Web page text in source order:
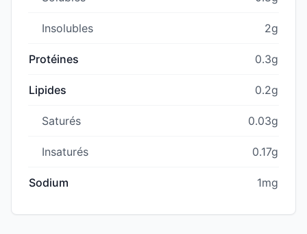
Insolubles 2g
Protéines 0.3g
Lipides 0.2g
Saturés 0.03g
Insaturés 0.17g
Sodium 1mg